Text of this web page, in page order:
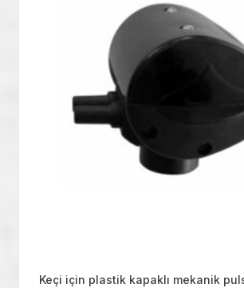
Keçi için plastik kapaklı mekanik